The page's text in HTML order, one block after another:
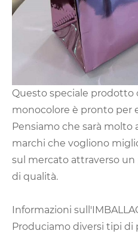
Questo speciale prodotto
monocolore è pronto per
Pensiamo che sarà molto
marchi che vogliono
sul mercato attraverso
di qualità.
Informazioni
Produciamo diversi tipi